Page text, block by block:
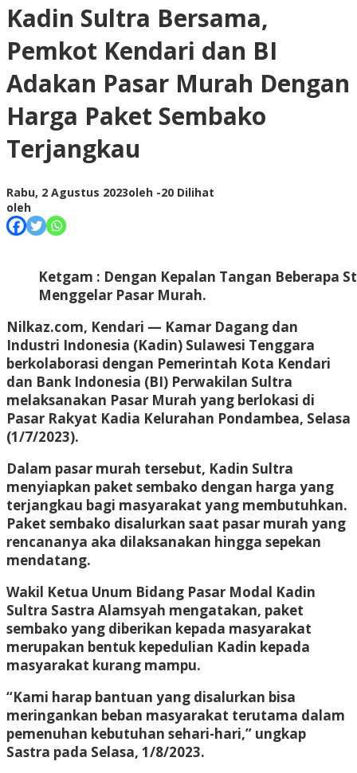
Kadin Sultra Bersama,
Pemkot Kendari dan BI
Adakan Pasar Murah Dengan
Harga Paket Sembako
Terjangkau
Rabu, 2 Agustus 2023oleh -20 Dilihat
oleh
Ketgam : Dengan Kepalan Tangan Beberapa
Menggelar Pasar Murah.
Nilkaz.com, Kendari — Kamar Dagang dan
Industri Indonesia (Kadin) Sulawesi Tenggara
berkolaborasi dengan Pemerintah Kota Kendari
dan Bank Indonesia (BI) Perwakilan Sultra
melaksanakan Pasar Murah yang berlokasi di
Pasar Rakyat Kadia Kelurahan Pondambea, Selasa
(1/7/2023).
Dalam pasar murah tersebut, Kadin Sultra
menyiapkan paket sembako dengan harga yang
terjangkau bagi masyarakat yang membutuhkan.
Paket sembako disalurkan saat pasar murah yang
rencananya aka dilaksanakan hingga sepekan
mendatang.
Wakil Ketua Unum Bidang Pasar Modal Kadin
Sultra Sastra Alamsyah mengatakan, paket
sembako yang diberikan kepada masyarakat
merupakan bentuk kepedulian Kadin kepada
masyarakat kurang mampu.
“Kami harap bantuan yang disalurkan bisa
meringankan beban masyarakat terutama dalam
pemenuhan kebutuhan sehari-hari,” ungkap
Sastra pada Selasa, 1/8/2023.